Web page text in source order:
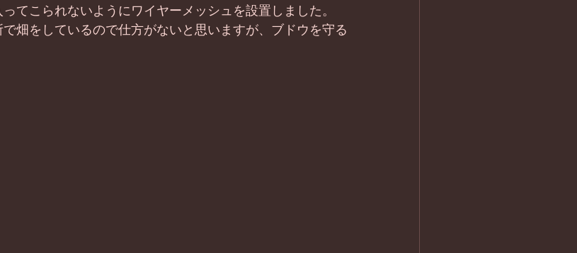
てこられないようにワイヤーメッシュを設置しました。
畑をしているので仕方がないと思いますが、ブドウを守る